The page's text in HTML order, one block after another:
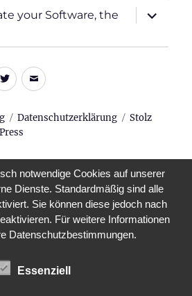
your Software, the
öffnen
TwitterE-
Datenschutzerklärung
Stolz
notwendige Cookies auf unserer
Dienste. Standardmäßig sind alle
Sie können diese jedoch nach
Für weitere Informationen
Datenschutzbestimmungen.
Essenziell